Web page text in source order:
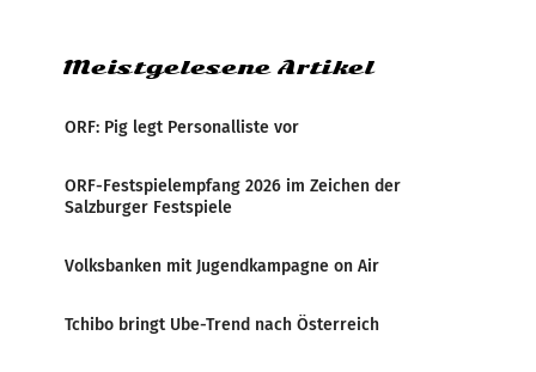
Meistgelesene Artikel
ORF: Pig legt Personalliste vor
ORF-Festspielempfang 2026 im Zeichen der
Salzburger Festspiele
Volksbanken mit Jugendkampagne on Air
Tchibo bringt Ube-Trend nach Österreich